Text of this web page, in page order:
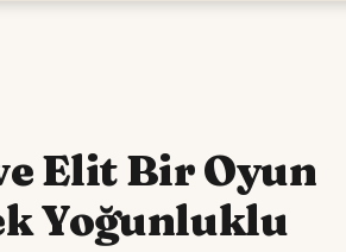
Elit Bir Oyun
Yoğunluklu